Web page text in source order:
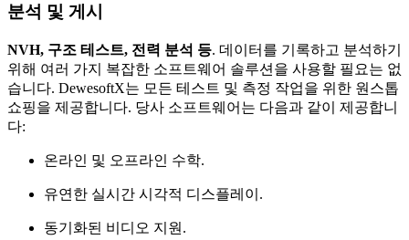
분석 및 게시
NVH, 구조 테스트, 전력 분석 등. 데이터를 기록하고 분석하기
위해 여러 가지 복잡한 소프트웨어 솔루션을 사용할 필요는 없
습니다. DewesoftX는 모든 테스트 및 측정 작업을 위한 원스톱
쇼핑을 제공합니다. 당사 소프트웨어는 다음과 같이 제공합니
다:
온라인 및 오프라인 수학.
유연한 실시간 시각적 디스플레이.
동기화된 비디오 지원.